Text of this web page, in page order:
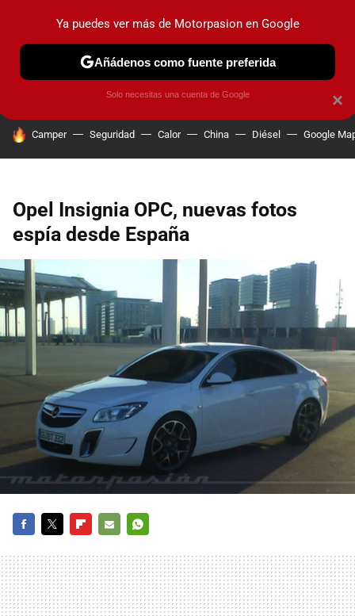
PRUEBAS COCHES ELÉCTRICOS OBSERVATORIO
HOY SE HABLA DE
Camper Seguridad Calor China Diésel Google
Opel Insignia OPC, nuevas fotos
espía desde España
MAIL
×
Ya puedes ver más de Motorpasion en Google
Añádenos como fuente preferida
Solo necesitas una cuenta de Google